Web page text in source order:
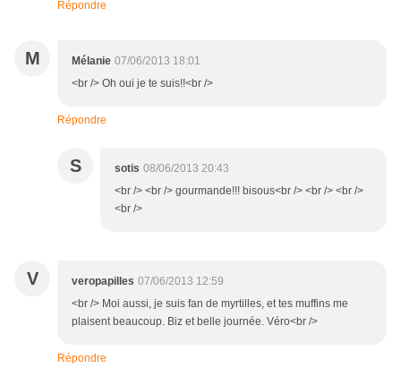
Répondre
M Mélanie 07/06/2013 18:01
<br /> Oh oui je te suis!!<br />
Répondre
S sotis 08/06/2013 20:43
<br /> <br /> gourmande!!! bisous<br /> <br /> <br />
<br />
V veropapilles 07/06/2013 12:59
<br /> Moi aussi, je suis fan de myrtilles, et tes muffins me
plaisent beaucoup. Biz et belle journée. Véro<br />
Répondre